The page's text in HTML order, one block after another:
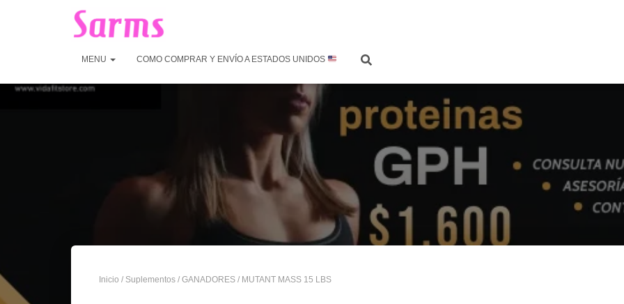
MENU COMO COMPRAR Y ENVÍO A ESTADOS UNIDOS
Inicio / Suplementos / GANADORES / MUTANT MASS 15 LBS